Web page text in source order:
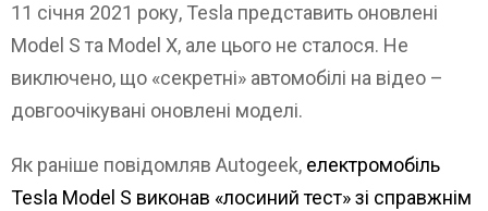
11 січня 2021 року, Tesla представить оновлені
Model S та Model X, але цього не сталося. Не
виключено, що «секретні» автомобілі на відео –
довгоочікувані оновлені моделі.
Як раніше повідомляв Autogeek, електромобіль
Tesla Model S виконав «лосиний тест» зі справжнім